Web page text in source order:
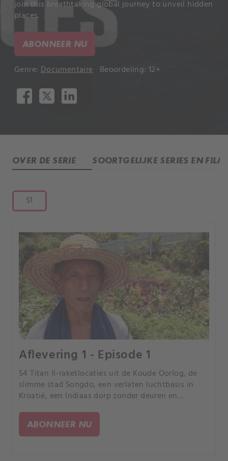
join this breathtaking global journey to unveil hidden
places.
ABONNEER NU
Genre: Documentaire Beoordeling: 12+
OVER DE SERIE SOORTGELIJKE SERIES EN
S1
Aflevering 1 - Episode 1
54 Titan II-raketlocaties uit de Koude Oorlog, de
slimme stad Songdo, een verlaten luchtbasis in
Kroatië, een Indiaas dorp zonder deuren en
onvoorstelbare plaatsen te ontdekken.
ABONNEER NU